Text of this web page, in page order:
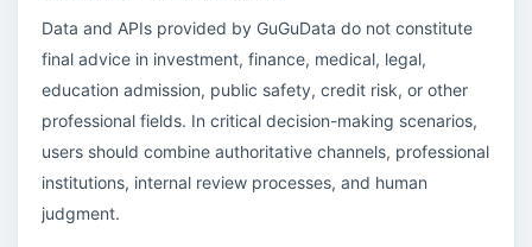
Data and APIs provided by GuGuData do not constitute
final advice in investment, finance, medical, legal,
education admission, public safety, credit risk, or other
professional fields. In critical decision-making scenarios,
users should combine authoritative channels, professional
institutions, internal review processes, and human
judgment.